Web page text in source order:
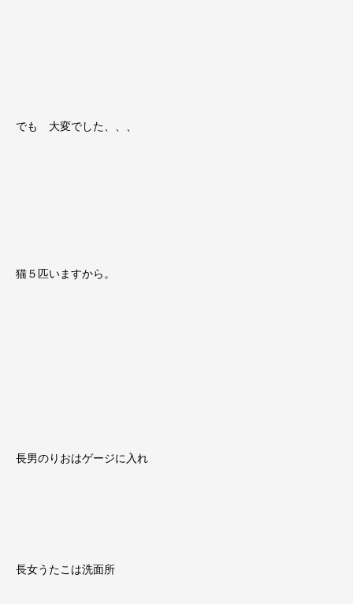
でも 大変でした、、、
猫５匹いますから。
長男のりおはゲージに入れ
長女うたこは洗面所